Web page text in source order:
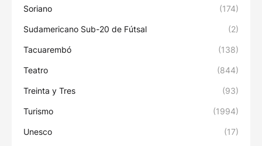
Soriano (174)
Sudamericano Sub-20 de Fútsal (2)
Tacuarembó (138)
Teatro (844)
Treinta y Tres (93)
Turismo (1994)
Unesco (17)